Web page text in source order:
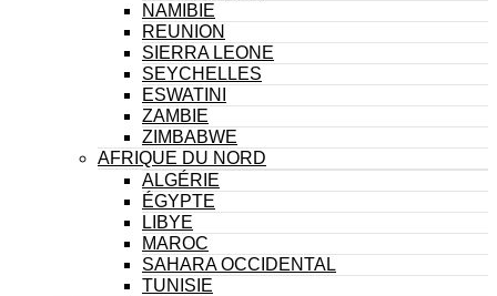
NAMIBIE
REUNION
SIERRA LEONE
SEYCHELLES
ESWATINI
ZAMBIE
ZIMBABWE
AFRIQUE DU NORD
ALGÉRIE
ÉGYPTE
LIBYE
MAROC
SAHARA OCCIDENTAL
TUNISIE